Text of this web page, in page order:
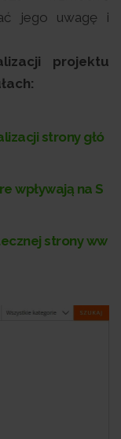
jego uwagę i
projektu
strony głó
wpływają na S
strony ww